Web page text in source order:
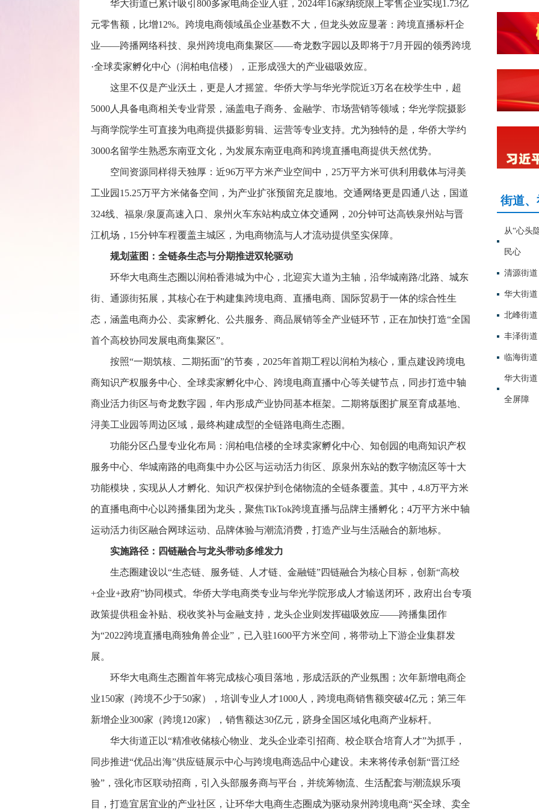
华大街道已累计吸引800多家电商企业入驻，2024年16家纳统限上零售企业实现1.73亿
元零售额，比增12%。跨境电商领域虽企业基数不大，但龙头效应显著：跨境直播标杆企
业——跨播网络科技、泉州跨境电商集聚区——奇龙数字园以及即将于7月开园的领秀跨境
·全球卖家孵化中心（润柏电信楼），正形成强大的产业磁吸效应。
这里不仅是产业沃土，更是人才摇篮。华侨大学与华光学院近3万名在校学生中，超
5000人具备电商相关专业背景，涵盖电子商务、金融学、市场营销等领域；华光学院摄影
与商学院学生可直接为电商提供摄影剪辑、运营等专业支持。尤为独特的是，华侨大学约
3000名留学生熟悉东南亚文化，为发展东南亚电商和跨境直播电商提供天然优势。
空间资源同样得天独厚：近96万平方米产业空间中，25万平方米可供利用载体与浔美
工业园15.25万平方米储备空间，为产业扩张预留充足腹地。交通网络更是四通八达，国道
324线、福泉/泉厦高速入口、泉州火车东站构成立体交通网，20分钟可达高铁泉州站与晋
江机场，15分钟车程覆盖主城区，为电商物流与人才流动提供坚实保障。
规划蓝图：全链条生态与分期推进双轮驱动
环华大电商生态圈以润柏香港城为中心，北迎宾大道为主轴，沿华城南路/北路、城东
街、通源街拓展，其核心在于构建集跨境电商、直播电商、国际贸易于一体的综合性生
态，涵盖电商办公、卖家孵化、公共服务、商品展销等全产业链环节，正在加快打造“全国
首个高校协同发展电商集聚区”。
按照“一期筑核、二期拓面”的节奏，2025年首期工程以润柏为核心，重点建设跨境电
商知识产权服务中心、全球卖家孵化中心、跨境电商直播中心等关键节点，同步打造中轴
商业活力街区与奇龙数字园，年内形成产业协同基本框架。二期将版图扩展至育成基地、
浔美工业园等周边区域，最终构建成型的全链路电商生态圈。
功能分区凸显专业化布局：润柏电信楼的全球卖家孵化中心、知创园的电商知识产权
服务中心、华城南路的电商集中办公区与运动活力街区、原泉州东站的数字物流区等十大
功能模块，实现从人才孵化、知识产权保护到仓储物流的全链条覆盖。其中，4.8万平方米
的直播电商中心以跨播集团为龙头，聚焦TikTok跨境直播与品牌主播孵化；4万平方米中轴
运动活力街区融合网球运动、品牌体验与潮流消费，打造产业与生活融合的新地标。
实施路径：四链融合与龙头带动多维发力
生态圈建设以“生态链、服务链、人才链、金融链”四链融合为核心目标，创新“高校
+企业+政府”协同模式。华侨大学电商类专业与华光学院形成人才输送闭环，政府出台专项
政策提供租金补贴、税收奖补与金融支持，龙头企业则发挥磁吸效应——跨播集团作
为“2022跨境直播电商独角兽企业”，已入驻1600平方米空间，将带动上下游企业集群发
展。
环华大电商生态圈首年将完成核心项目落地，形成活跃的产业氛围；次年新增电商企
业150家（跨境不少于50家），培训专业人才1000人，跨境电商销售额突破4亿元；第三年
新增企业300家（跨境120家），销售额达30亿元，跻身全国区域化电商产业标杆。
华大街道正以“精准收储核心物业、龙头企业牵引招商、校企联合培育人才”为抓手，
同步推进“优品出海”供应链展示中心与跨境电商选品中心建设。未来将传承创新“晋江经
验”，强化市区联动招商，引入头部服务商与平台，并统筹物流、生活配套与潮流娱乐项
目，打造宜居宜业的产业社区，让环华大电商生态圈成为驱动泉州跨境电商“买全球、卖全
街道
从“心头
民心
清源街
华大街
北峰街
丰泽街
临海街
华大街
全屏障